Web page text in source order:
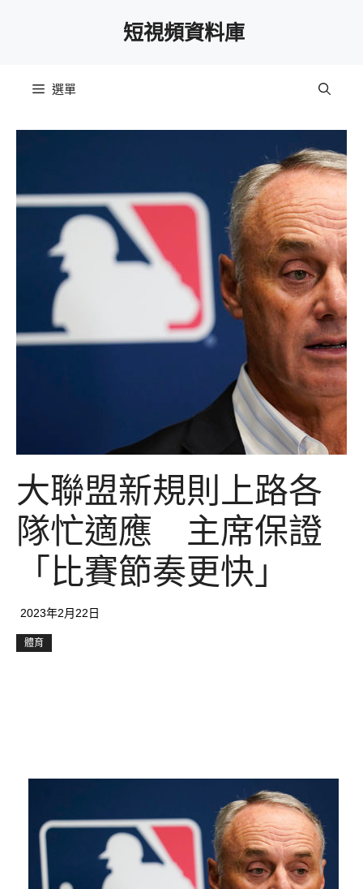
短視頻資料庫
選單
大聯盟新規則上路各
隊忙適應 主席保證
「比賽節奏更快」
2023年2月22日
體育